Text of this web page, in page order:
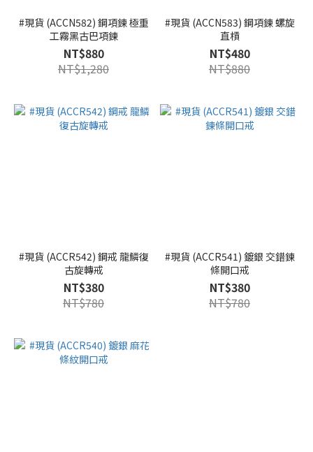
#現貨 (ACCN582) 鋼項鍊 極重
工霧黑古巴項鍊
NT$880
NT$1,280
#現貨 (ACCN583) 鋼項鍊 螺旋
直槓
NT$480
NT$880
#現貨 (ACCR542) 鋼戒 龍鱗復
古旋轉戒
NT$380
NT$780
#現貨 (ACCR541) 鍍銀 交錯鍊
條開口戒
NT$380
NT$780